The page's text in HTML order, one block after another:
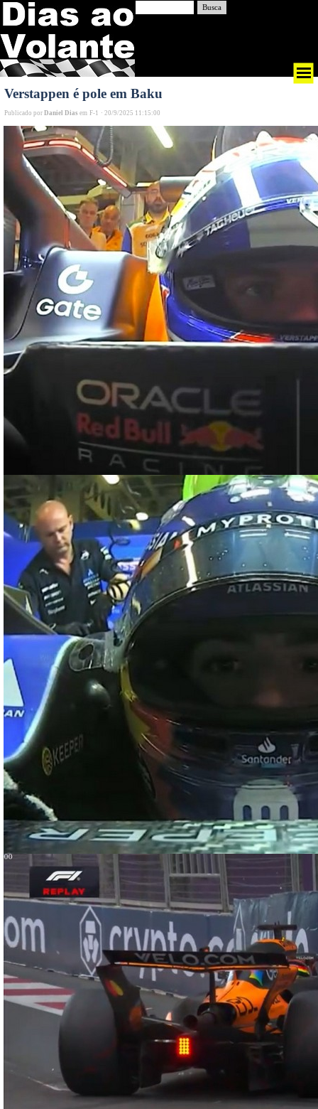
Busca
Verstappen é pole em Baku
Publicado por Daniel Dias em F-1 · 20/9/2025 11:15:00